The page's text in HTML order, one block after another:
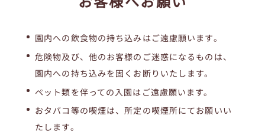
園内への飲食物の持ち込みはご遠慮願います。
危険物及び、他のお客様のご迷惑になるものは、
園内への持ち込みを固くお断りいたします。
ペット類を伴っての入園はご遠慮願います。
おタバコ等の喫煙は、所定の喫煙所にてお願いい
たします。